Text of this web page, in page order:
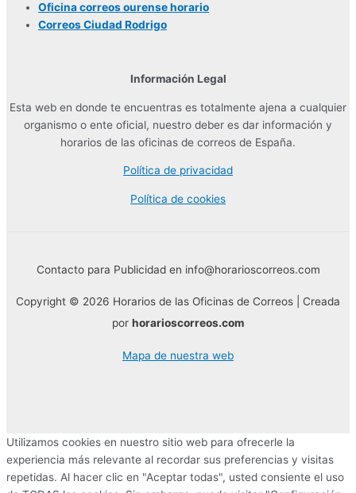
Oficina correos ourense horario
Correos Ciudad Rodrigo
Información Legal
Esta web en donde te encuentras es totalmente ajena a cualquier
organismo o ente oficial, nuestro deber es dar información y
horarios de las oficinas de correos de España.
Política de privacidad
Política de cookies
Contacto para Publicidad en info@horarioscorreos.com
Copyright © 2026 Horarios de las Oficinas de Correos | Creada
por horarioscorreos.com
Mapa de nuestra web
Utilizamos cookies en nuestro sitio web para ofrecerle la
experiencia más relevante al recordar sus preferencias y visitas
repetidas. Al hacer clic en "Aceptar todas", usted consiente el uso